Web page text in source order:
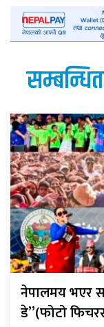
नेपालमय भएर
डे”(फोटो